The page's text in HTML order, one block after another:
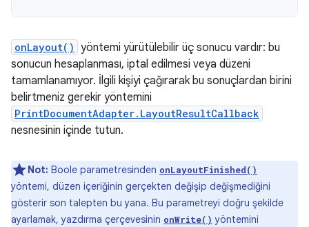
onLayout() yöntemi yürütülebilir üç sonucu vardır: bu
sonucun hesaplanması, iptal edilmesi veya düzeni
tamamlanamıyor. İlgili kişiyi çağırarak bu sonuçlardan birini
belirtmeniz gerekir yöntemini
PrintDocumentAdapter.LayoutResultCallback
nesnesinin içinde tutun.
Not: Boole parametresinden onLayoutFinished()
yöntemi, düzen içeriğinin gerçekten değişip değişmediğini
gösterir son talepten bu yana. Bu parametreyi doğru şekilde
ayarlamak, yazdırma çerçevesinin onWrite() yöntemini